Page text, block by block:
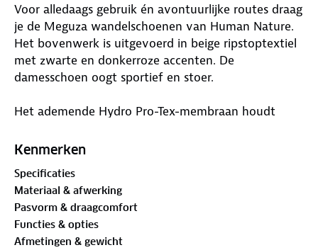
Voor alledaags gebruik én avontuurlijke routes draag
je de Meguza wandelschoenen van Human Nature.
Het bovenwerk is uitgevoerd in beige ripstoptextiel
met zwarte en donkerroze accenten. De
damesschoen oogt sportief en stoer.
Het ademende Hydro Pro-Tex-membraan houdt
zodat je voeten droog blijven. Tijdens lange
naden of andere delen van de schoen toch wat
water binnendringen door opgehoopte druppels.
De zool is antislip en gripvast. Ideaal voor een
Kenmerken
Specificaties
Materiaal & afwerking
Pasvorm & draagcomfort
Functies & opties
Afmetingen & gewicht